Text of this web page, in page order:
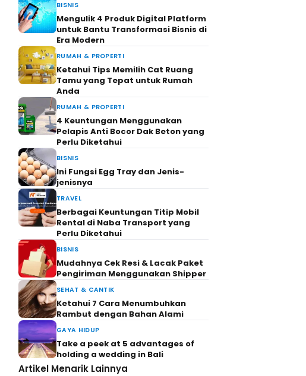
BISNIS
Mengulik 4 Produk Digital Platform
untuk Bantu Transformasi Bisnis di
Era Modern
RUMAH & PROPERTI
Ketahui Tips Memilih Cat Ruang
Tamu yang Tepat untuk Rumah
Anda
RUMAH & PROPERTI
4 Keuntungan Menggunakan
Pelapis Anti Bocor Dak Beton yang
Perlu Diketahui
BISNIS
Ini Fungsi Egg Tray dan Jenis-
jenisnya
TRAVEL
Berbagai Keuntungan Titip Mobil
Rental di Naba Transport yang
Perlu Diketahui
BISNIS
Mudahnya Cek Resi & Lacak Paket
Pengiriman Menggunakan Shipper
SEHAT & CANTIK
Ketahui 7 Cara Menumbuhkan
Rambut dengan Bahan Alami
GAYA HIDUP
Take a peek at 5 advantages of
holding a wedding in Bali
Artikel Menarik Lainnya